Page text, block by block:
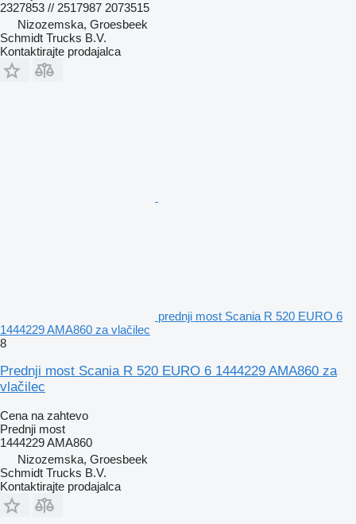
2327853 // 2517987 2073515
Nizozemska, Groesbeek
Schmidt Trucks B.V.
Kontaktirajte prodajalca
prednji most Scania R 520 EURO 6
1444229 AMA860 za vlačilec
8
Prednji most Scania R 520 EURO 6 1444229 AMA860 za
vlačilec
Cena na zahtevo
Prednji most
1444229 AMA860
Nizozemska, Groesbeek
Schmidt Trucks B.V.
Kontaktirajte prodajalca